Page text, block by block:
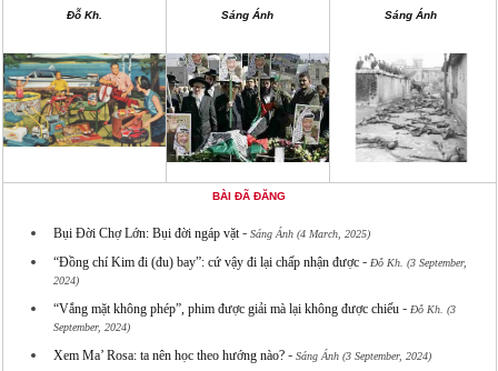
Đỗ Kh. Sáng Ánh Sáng Ánh
BÀI ĐÃ ĐĂNG
Bụi Đời Chợ Lớn: Bụi đời ngáp vặt- Sáng Ánh (4 March, 2025)
“Đồng chí Kim đi (đu) bay”: cứ vậy đi lại chấp nhận được- Đỗ Kh. (3 September,
2024)
“Vắng mặt không phép”, phim được giải mà lại không được chiếu- Đỗ Kh. (3
September, 2024)
Xem Ma’ Rosa: ta nên học theo hướng nào?- Sáng Ánh (3 September, 2024)